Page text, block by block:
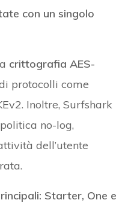
con un singolo
crittografia AES-
protocolli come
Inoltre, Surfshark
no-log,
dell’utente
Starter, One e